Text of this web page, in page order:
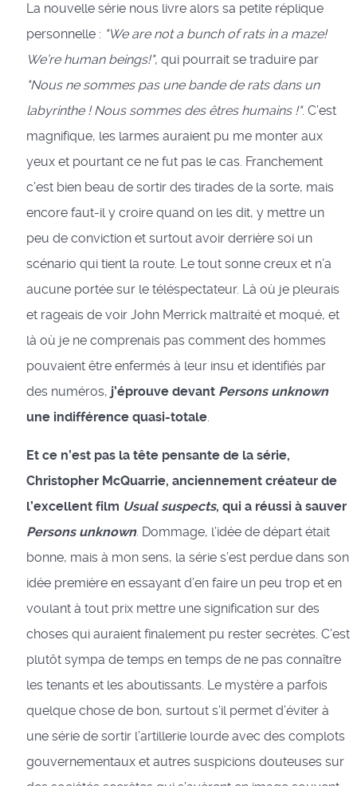
La nouvelle série nous livre alors sa petite réplique
personnelle : "We are not a bunch of rats in a maze!
We’re human beings!", qui pourrait se traduire par
"Nous ne sommes pas une bande de rats dans un
labyrinthe ! Nous sommes des êtres humains !". C’est
magnifique, les larmes auraient pu me monter aux
yeux et pourtant ce ne fut pas le cas. Franchement
c’est bien beau de sortir des tirades de la sorte, mais
encore faut-il y croire quand on les dit, y mettre un
peu de conviction et surtout avoir derrière soi un
scénario qui tient la route. Le tout sonne creux et n’a
aucune portée sur le téléspectateur. Là où je pleurais
et rageais de voir John Merrick maltraité et moqué, et
là où je ne comprenais pas comment des hommes
pouvaient être enfermés à leur insu et identifiés par
des numéros, j’éprouve devant Persons unknown
une indifférence quasi-totale.
Et ce n’est pas la tête pensante de la série,
Christopher McQuarrie, anciennement créateur de
l’excellent film Usual suspects, qui a réussi à sauver
Persons unknown. Dommage, l’idée de départ était
bonne, mais à mon sens, la série s’est perdue dans son
idée première en essayant d’en faire un peu trop et en
voulant à tout prix mettre une signification sur des
choses qui auraient finalement pu rester secrètes. C’est
plutôt sympa de temps en temps de ne pas connaître
les tenants et les aboutissants. Le mystère a parfois
quelque chose de bon, surtout s’il permet d’éviter à
une série de sortir l’artillerie lourde avec des complots
gouvernementaux et autres suspicions douteuses sur